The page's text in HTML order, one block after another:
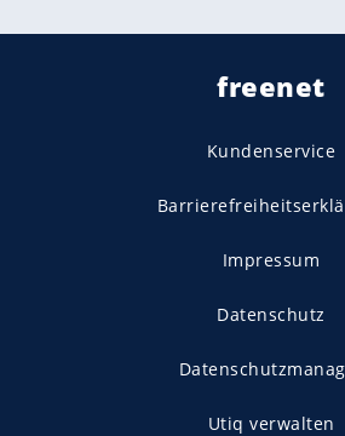
freenet
Kundenservice
Impressum
Datenschutz
Utiq verwalten